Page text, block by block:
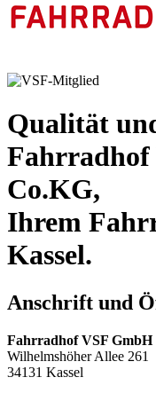
Qualität
Co.KG,
Ihrem
Kassel.
Anschrift und
Fahrradhof VSF
Wilhelmshöher Allee 261
34131 Kassel